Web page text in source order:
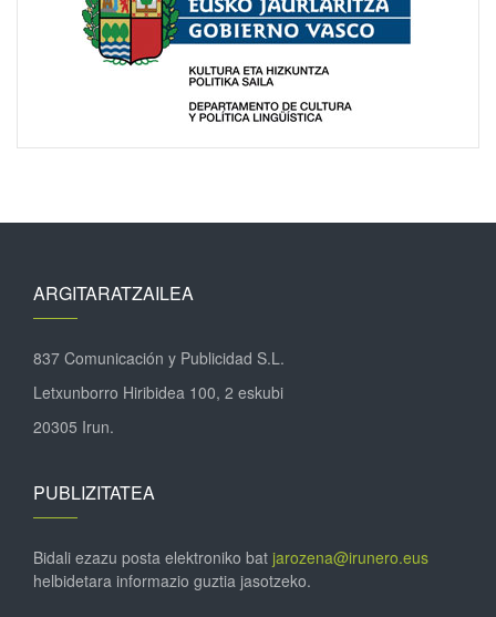
ARGITARATZAILEA
837 Comunicación y Publicidad S.L.
Letxunborro Hiribidea 100, 2 eskubi
20305 Irun.
PUBLIZITATEA
Bidali ezazu posta elektroniko bat jarozena@irunero.eus
helbidetara informazio guztia jasotzeko.